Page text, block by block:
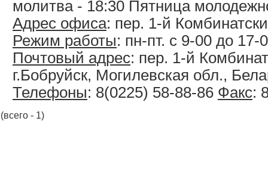
молитва - 18:30 Пятница
Адрес офиса: пер. 1-й
Режим работы: пн-пт. с 9-00 до 17-
Почтовый адрес: пер. 1-й
г.Бобруйск, Могилевская обл.,
Телефоны: 8(0225) 58-88-86 Факс:
(всего - 1)